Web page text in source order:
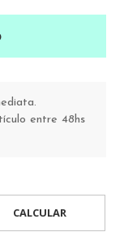
entre 48hs
CALCULAR